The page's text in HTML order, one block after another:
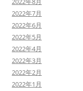
2022年7月
2022年6月
2022年5月
2022年4月
2022年3月
2022年2月
2022年1月